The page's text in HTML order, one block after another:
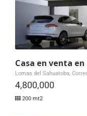
Casa en venta
Lomas del Sahuatoba,
4,800,000
200 mt2